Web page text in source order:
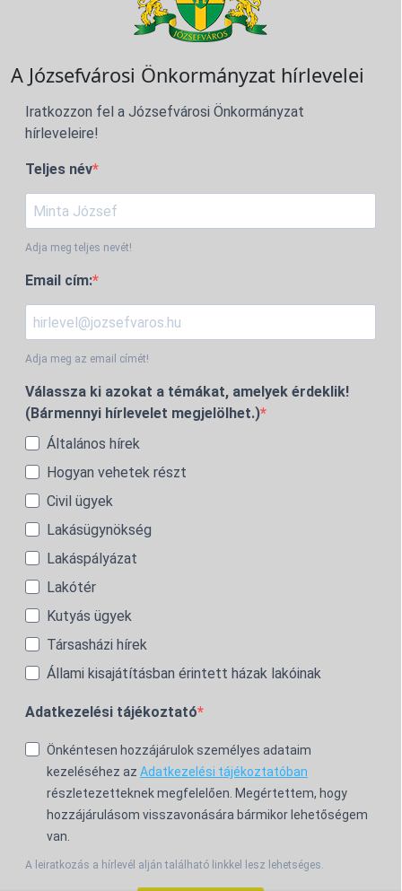
A Józsefvárosi Önkormányzat hírlevelei
Iratkozzon fel a Józsefvárosi Önkormányzat
hírleveleire!
Teljes név
Adja meg teljes nevét!
Email cím:
Adja meg az email címét!
Válassza ki azokat a témákat, amelyek érdeklik!
(Bármennyi hírlevelet megjelölhet.)
Általános hírek
Hogyan vehetek részt
Civil ügyek
Lakásügynökség
Lakáspályázat
Lakótér
Kutyás ügyek
Társasházi hírek
Állami kisajátításban érintett házak lakóinak
Adatkezelési tájékoztató
Önkéntesen hozzájárulok személyes adataim
kezeléséhez az Adatkezelési tájékoztatóban
részletezetteknek megfelelően. Megértettem, hogy
hozzájárulásom visszavonására bármikor lehetőségem
van.
A leiratkozás a hírlevél alján található linkkel lesz lehetséges.